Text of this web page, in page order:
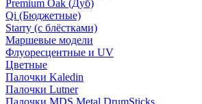
Premium Oak (Дуб)
Qi (Бюджетные)
Starry (с блёстками)
Маршевые модели
Флуоресцентные и UV
Цветные
Палочки Kaledin
Палочки Lutner
Палочки MDS Metal DrumSticks